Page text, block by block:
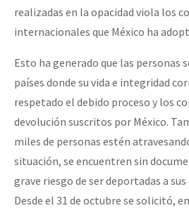
MULTIMEDIA
Fotorreportaje
Otras secciones
Semillero Guerra contra la
Libros para descargar
realizadas en la opacidad viola los
internacionales que México ha
Esto ha generado que las personas
países donde su vida e integridad
respetado el debido proceso y los
devolución suscritos por México.
miles de personas estén
situación, se encuentren sin
grave riesgo de ser deportadas a
Desde el 31 de octubre se solicitó,